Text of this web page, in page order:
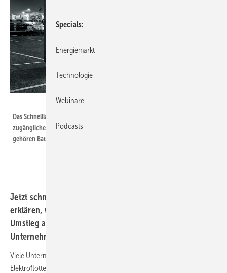
Das Schnellladesystem ChargePost lässt sich wegen der leicht
zugänglichen und modular aufgebauten Funktionsaggregate – dazu
gehören Batterieelemente, Monitore und die Kühlung – einfach warten.
Jetzt schnell anmelden zum Webinar am 4.12.25. Wir
erklären, wie moderne, intelligente Ladelösungen den
Umstieg auf Elektromobilität rentabel machen – auch für
Unternehmen und Kommunen.
Viele Unternehmen denken derzeit über den Umstieg auf eine
Elektroflotte nach – doch häufig bremsen Fragen zu Wirtschaftlichkeit,
Specials
Energiemarkt
Technologie
Webinare
Podcasts